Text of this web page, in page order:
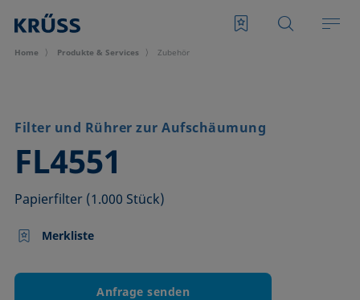
Home Produkte & Services Zubehör
Filter und Rührer zur Aufschäumung
FL4551
–
Papierfilter (1.000 Stück)
Merkliste
Anfrage senden